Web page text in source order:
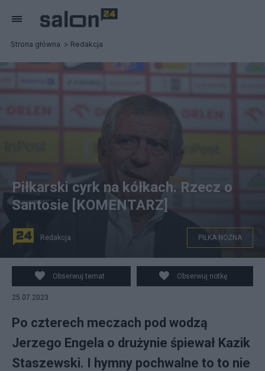
Strona główna Redakcja
Uderza dziwna radość wielu komentatorów z faktu, że
Santos miałby odejść, fot. PAP
Piłkarski cyrk na kółkach. Rzecz o
Santosie [KOMENTARZ]
Redakcja PIŁKA NOŻNA
Obserwuj temat Obserwuj notkę
25.07.2023
Po czterech meczach pod wodzą
Jerzego Engela o drużynie śpiewał Kazik
Staszewski. I hymny pochwalne to to nie